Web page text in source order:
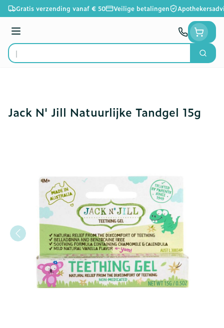
Ga naar de inhoud
Gratis verzending vanaf € 50 Veilige betalingen
Menu
Product, merk, categorie...
Zoek
Jack N' Jill Natuurlijke Tandgel 15g